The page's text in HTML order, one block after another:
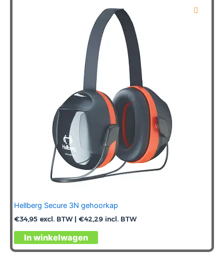
Hellberg Secure 3N gehoorkap
€34,95 excl. BTW | €42,29 incl. BTW
In winkelwagen